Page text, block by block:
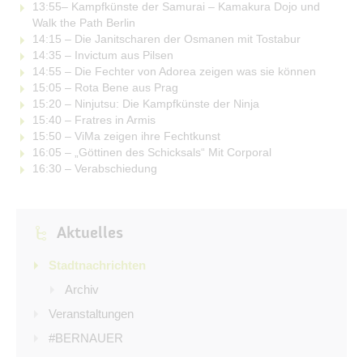
13:55– Kampfkünste der Samurai – Kamakura Dojo und
Walk the Path Berlin
14:15 – Die Janitscharen der Osmanen mit Tostabur
14:35 – Invictum aus Pilsen
14:55 – Die Fechter von Adorea zeigen was sie können
15:05 – Rota Bene aus Prag
15:20 – Ninjutsu: Die Kampfkünste der Ninja
15:40 – Fratres in Armis
15:50 – ViMa zeigen ihre Fechtkunst
16:05 – „Göttinen des Schicksals“ Mit Corporal
16:30 – Verabschiedung
Aktuelles
Stadtnachrichten
Archiv
Veranstaltungen
#BERNAUER